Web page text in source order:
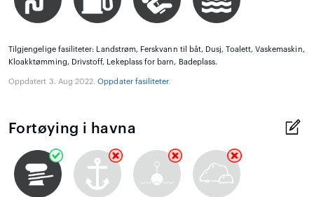
Tilgjengelige fasiliteter: Landstrøm, Ferskvann til båt, Dusj, Toalett, Vaskemaskin,
Kloakktømming, Drivstoff, Lekeplass for barn, Badeplass.
Oppdatert 3. Aug 2022.Oppdater fasiliteter.
Fortøying i havna